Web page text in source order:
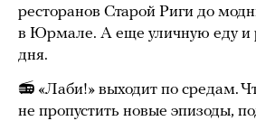
ресторанов Старой Риги до
в Юрмале. А еще уличную еду и
дня.
📻 «Лаби!» выходит по средам.
не пропустить новые эпизоды,